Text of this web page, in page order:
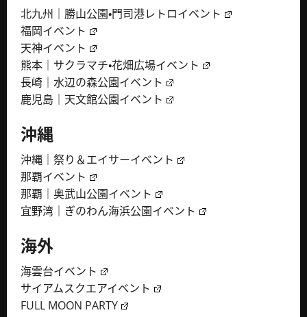
北九州｜勝山公園・門司港レトロイベント
福岡イベント
天神イベント
熊本｜サクラマチ・花畑広場イベント
長崎｜水辺の森公園イベント
鹿児島｜天文館公園イベント
沖縄
沖縄｜祭り＆エイサーイベント
那覇イベント
那覇｜奥武山公園イベント
宜野湾｜ぎのわん海浜公園イベント
海外
海雲台イベント
サイアムスクエアイベント
FULL MOON PARTY